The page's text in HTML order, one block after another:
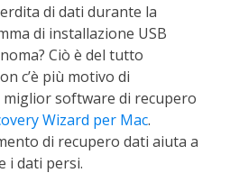
di dati durante la
di installazione USB
Ciò è del tutto
c’è più motivo di
miglior software di recupero
Wizard per Mac.
di recupero dati aiuta a
i dati persi.